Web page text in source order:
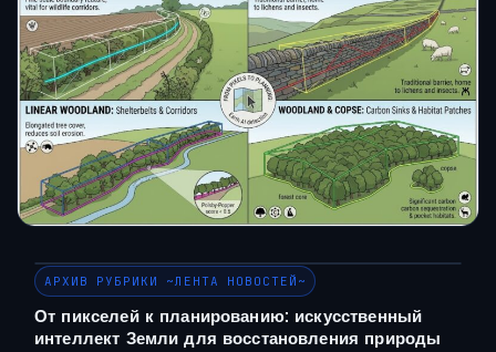
АРХИВ РУБРИКИ ~ЛЕНТА НОВОСТЕЙ~
От пикселей к планированию: искусственный
интеллект Земли для восстановления природы